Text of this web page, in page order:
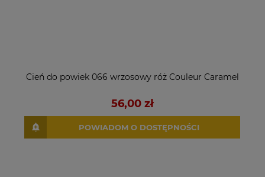
Cień do powiek 066 wrzosowy róż Couleur Caramel
56,00 zł
POWIADOM O DOSTĘPNOŚCI